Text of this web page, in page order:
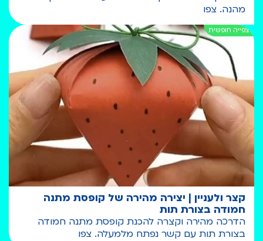
מהנה. צפו
קצר ולעניין | יצירה מהירה של קופסת מתנה
חמודה בצורת תות
הדרכה מהירה וקצרה להכנת קופסת מתנה חמודה
בצורת תות עם קשר נפתח מלמעלה. צפו